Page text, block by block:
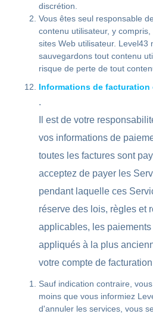
discrétion.
Vous êtes seul responsable
contenu utilisateur, y
sites Web utilisateur. Level43
sauvegardons tout contenu
risque de perte de tout
Informations de facturation
.
Il est de votre
vos informations de
toutes les factures sont
acceptez de payer les
pendant laquelle ces
réserve des lois, règles et
applicables, les
appliqués à la plus
votre compte de
Sauf indication contraire,
moins que vous informiez
d'annuler les services, vous